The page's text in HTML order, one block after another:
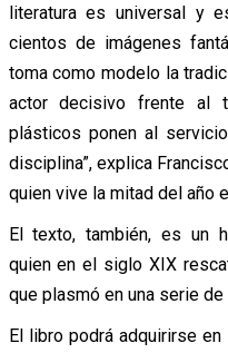
literatura es universal y
cientos de imágenes
toma como modelo la
actor decisivo frente al
plásticos ponen al
disciplina”, explica
quien vive la mitad del año
El texto, también, es un
quien en el siglo XIX
que plasmó en una serie
El libro podrá adquirirse